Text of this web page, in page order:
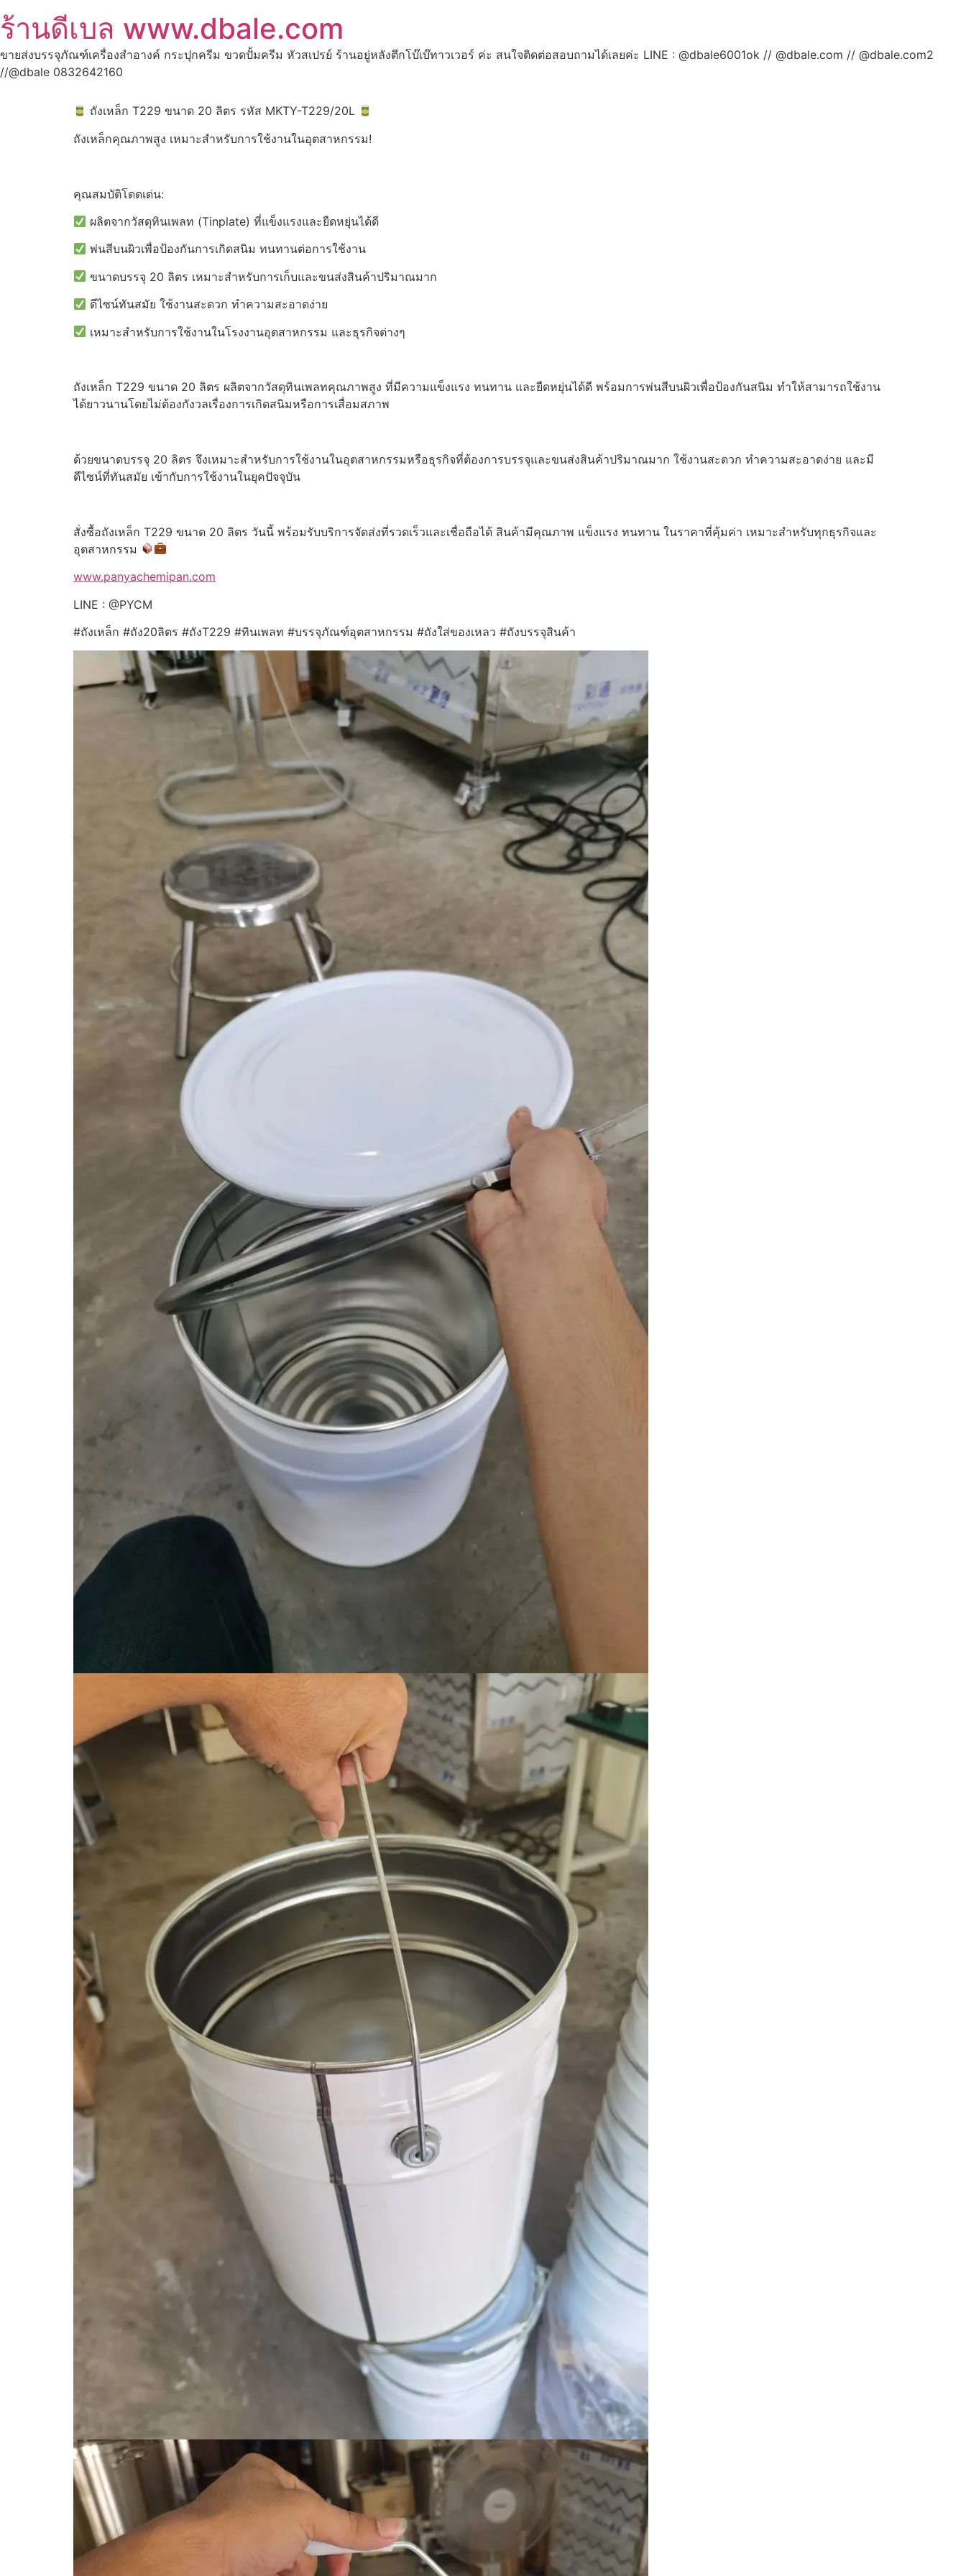
ร้านดีเบล www.dbale.com
ขายส่งบรรจุภัณฑ์เครื่องสำอางค์ กระปุกครีม ขวดปั้มครีม หัวสเปรย์ ร้านอยู่หลังตึกโบ๊เบ๊ทาวเวอร์ ค่ะ สนใจติดต่อสอบถามได้เลยค่ะ LINE : @dbale6001ok // @dbale.com // @dbale.com2
//@dbale 0832642160
ถังเหล็ก T229 ขนาด 20 ลิตร รหัส MKTY-T229/20L
ถังเหล็กคุณภาพสูง เหมาะสำหรับการใช้งานในอุตสาหกรรม!
คุณสมบัติโดดเด่น:
ผลิตจากวัสดุทินเพลท (Tinplate) ที่แข็งแรงและยืดหยุ่นได้ดี
พ่นสีบนผิวเพื่อป้องกันการเกิดสนิม ทนทานต่อการใช้งาน
ขนาดบรรจุ 20 ลิตร เหมาะสำหรับการเก็บและขนส่งสินค้าปริมาณมาก
ดีไซน์ทันสมัย ใช้งานสะดวก ทำความสะอาดง่าย
เหมาะสำหรับการใช้งานในโรงงานอุตสาหกรรม และธุรกิจต่างๆ
ถังเหล็ก T229 ขนาด 20 ลิตร ผลิตจากวัสดุทินเพลทคุณภาพสูง ที่มีความแข็งแรง ทนทาน และยืดหยุ่นได้ดี พร้อมการพ่นสีบนผิวเพื่อป้องกันสนิม ทำให้สามารถใช้งาน
ได้ยาวนานโดยไม่ต้องกังวลเรื่องการเกิดสนิมหรือการเสื่อมสภาพ
ด้วยขนาดบรรจุ 20 ลิตร จึงเหมาะสำหรับการใช้งานในอุตสาหกรรมหรือธุรกิจที่ต้องการบรรจุและขนส่งสินค้าปริมาณมาก ใช้งานสะดวก ทำความสะอาดง่าย และมี
ดีไซน์ที่ทันสมัย เข้ากับการใช้งานในยุคปัจจุบัน
สั่งซื้อถังเหล็ก T229 ขนาด 20 ลิตร วันนี้ พร้อมรับบริการจัดส่งที่รวดเร็วและเชื่อถือได้ สินค้ามีคุณภาพ แข็งแรง ทนทาน ในราคาที่คุ้มค่า เหมาะสำหรับทุกธุรกิจและ
อุตสาหกรรม
www.panyachemipan.com
LINE : @PYCM
#ถังเหล็ก #ถัง20ลิตร #ถังT229 #ทินเพลท #บรรจุภัณฑ์อุตสาหกรรม #ถังใส่ของเหลว #ถังบรรจุสินค้า